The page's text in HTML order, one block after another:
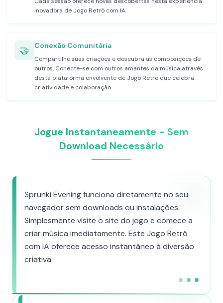
inovadora de Jogo Retrô com IA.
🤝 Conexão Comunitária
Compartilhe suas criações e descubra as composições de
outros. Conecte-se com outros amantes da música através
desta plataforma envolvente de Jogo Retrô que celebra
criatividade e colaboração.
Jogue Instantaneamente - Sem
Download Necessário
Sprunki Evening funciona diretamente no seu
navegador sem downloads ou instalações.
Simplesmente visite o site do jogo e comece a
criar música imediatamente. Este Jogo Retrô
com IA oferece acesso instantâneo à diversão
criativa.